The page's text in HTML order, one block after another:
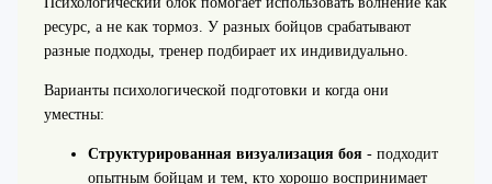
ресурс, а не как тормоз. У разных бойцов срабатывают
разные подходы, тренер подбирает их индивидуально.
Варианты психологической подготовки и когда они
уместны:
Структурированная визуализация боя- подходит
опытным бойцам и тем, кто хорошо воспринимает